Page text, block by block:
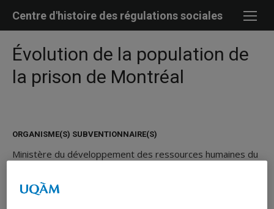
Centre d'histoire des régulations sociales
Évolution de la population de
la prison de Montréal
ORGANISME(S) SUBVENTIONNAIRE(S)
Ministère du développement des ressources humaines du
ANNÉES